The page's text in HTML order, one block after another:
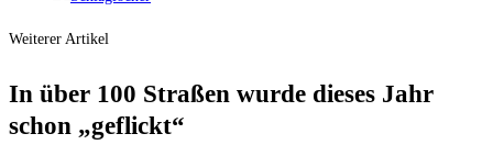
Weiterer Artikel
In über 100 Stra­ßen wur­de die­ses Jahr
schon „geflickt“